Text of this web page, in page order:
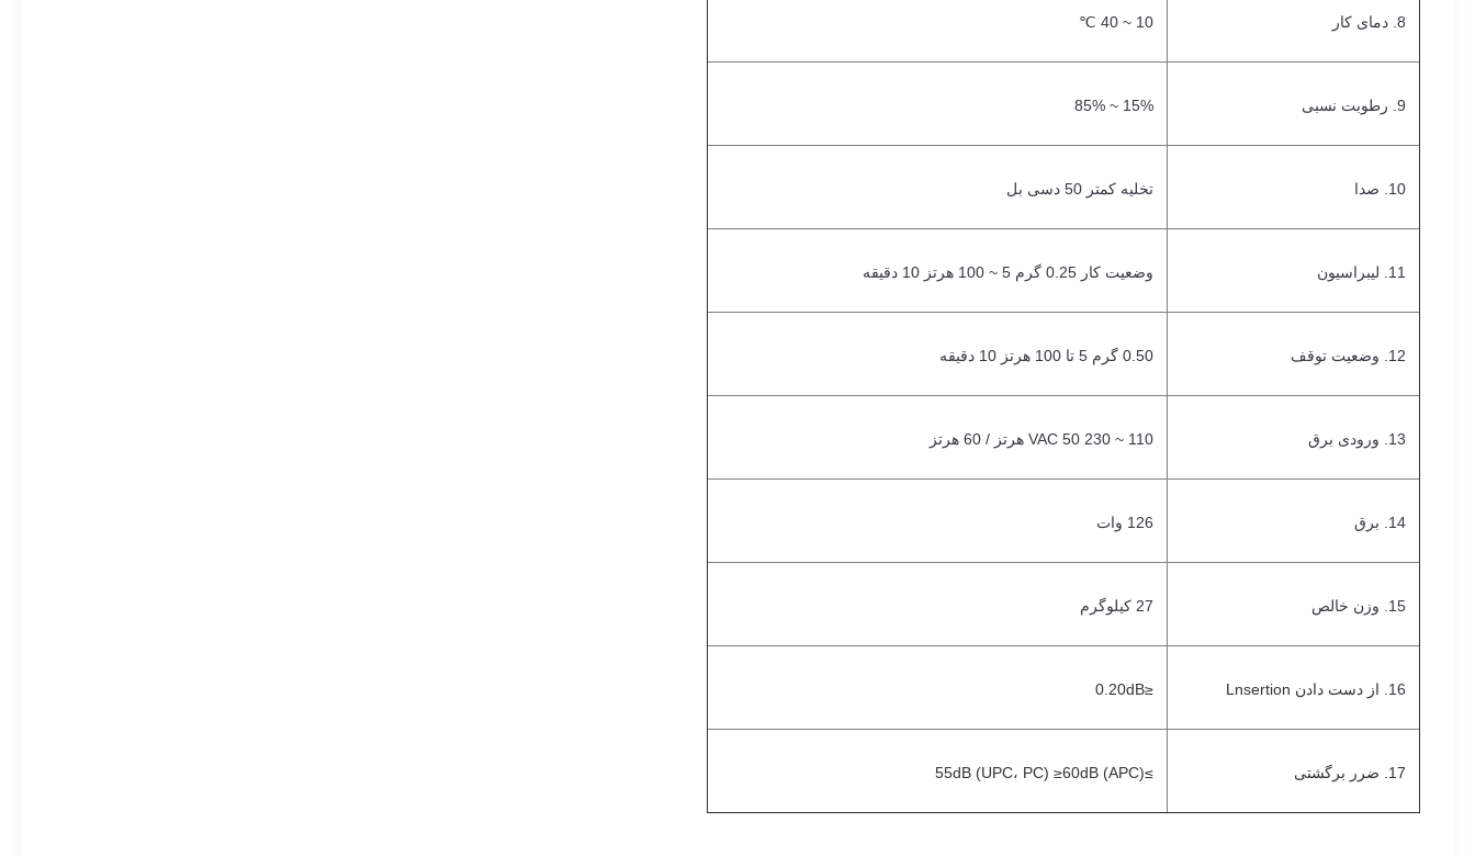
8. دمای کار 10 ~ 40 ℃
9. رطوبت نسبی 15% ~ 85%
10. صدا تخلیه کمتر 50 دسی بل
11. لیبراسیون وضعیت کار 0.25 گرم 5 ~ 100 هرتز 10 دقیقه
12. وضعیت توقف 0.50 گرم 5 تا 100 هرتز 10 دقیقه
13. ورودی برق 110 ~ 230 VAC 50 هرتز / 60 هرتز
14. برق 126 وات
15. وزن خالص 27 کیلوگرم
16. از دست دادن Lnsertion ≤0.20dB
17. ضرر برگشتی ≥55dB (UPC، PC) ≥60dB (APC)